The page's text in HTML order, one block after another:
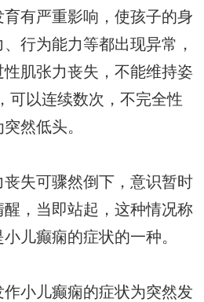
有严重影响，使孩子的身
行为能力等都出现异常，
肌张力丧失，不能维持姿
可以连续数次，不完全性
然低头。
失可骤然倒下，意识暂时
，当即站起，这种情况称
儿癫痫的症状的一种。
小儿癫痫的症状为突然发